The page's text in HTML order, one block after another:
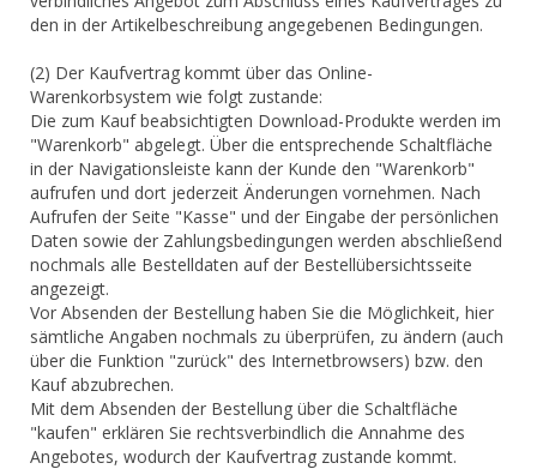
den in der Artikelbeschreibung angegebenen Bedingungen.
(2) Der Kaufvertrag kommt über das Online-
Warenkorbsystem wie folgt zustande:
Die zum Kauf beabsichtigten Download-Produkte werden im
"Warenkorb" abgelegt. Über die entsprechende Schaltfläche
in der Navigationsleiste kann der Kunde den "Warenkorb"
aufrufen und dort jederzeit Änderungen vornehmen. Nach
Aufrufen der Seite "Kasse" und der Eingabe der persönlichen
Daten sowie der Zahlungsbedingungen werden abschließend
nochmals alle Bestelldaten auf der Bestellübersichtsseite
angezeigt.
Vor Absenden der Bestellung haben Sie die Möglichkeit, hier
sämtliche Angaben nochmals zu überprüfen, zu ändern (auch
über die Funktion "zurück" des Internetbrowsers) bzw. den
Kauf abzubrechen.
Mit dem Absenden der Bestellung über die Schaltfläche
"kaufen" erklären Sie rechtsverbindlich die Annahme des
Angebotes, wodurch der Kaufvertrag zustande kommt.